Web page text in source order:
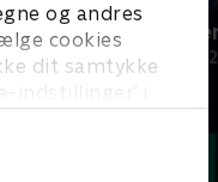
og andres
cookies
dit samtykke
indstillinger’ i
Hvem vil
Quiz-shows •